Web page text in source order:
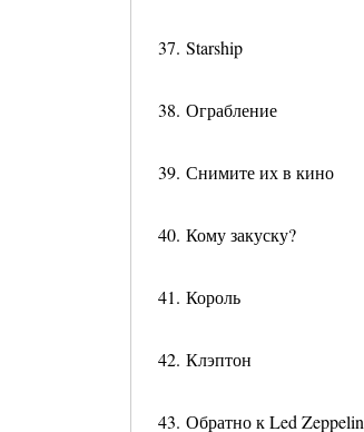
37. Starship
38. Ограбление
39. Снимите их в кино
40. Кому закуску?
41. Король
42. Клэптон
43. Обратно к Led Zeppelin